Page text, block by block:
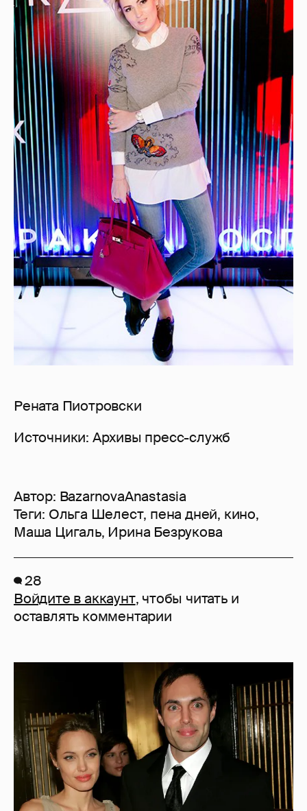
Рената Пиотровски
Источники: Архивы пресс-служб
Автор: BazarnovaAnastasia
Теги: Ольга Шелест, пена дней, кино,
Маша Цигаль, Ирина Безрукова
28
Войдите в аккаунт, чтобы читать и
оставлять комментарии